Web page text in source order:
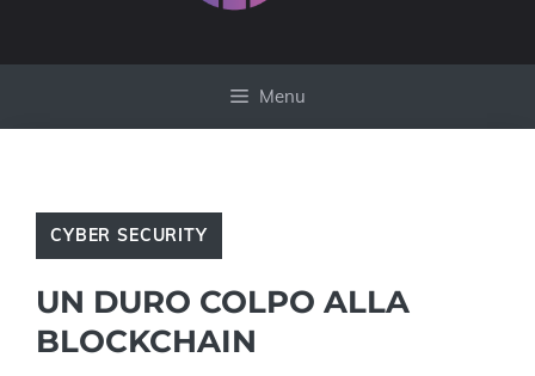
Menu
CYBER SECURITY
UN DURO COLPO ALLA
BLOCKCHAIN